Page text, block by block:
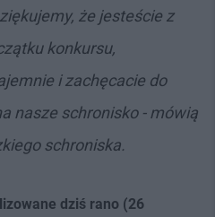
że jesteście z
konkursu,
i zachęcacie do
nasze schronisko - mówią
schroniska.
dziś rano (26